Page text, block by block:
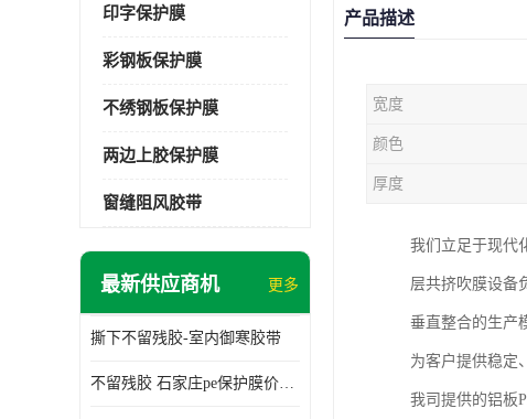
印字保护膜
彩钢板保护膜
不绣钢板保护膜
两边上胶保护膜
窗缝阻风胶带
最新供应商机 更多
撕下不留残胶-室内御寒胶带
不留残胶 石家庄pe保护膜价格 塑料薄膜
产品描述
宽度
颜色
厚度
我们立足于现代
层共挤吹膜设备
垂直整合的生产
为客户提供稳定
我司提供的铝板